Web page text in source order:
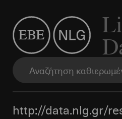
http://data.nlg.gr/